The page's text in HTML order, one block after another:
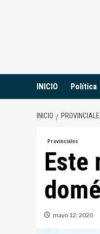
INICIO Política
INICIO
Provinciales
Este
mayo 12, 2020